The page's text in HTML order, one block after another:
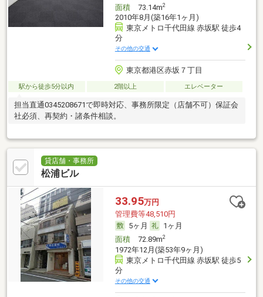
面積73.14m2
2010年8月(築16年1ヶ月)
東京メトロ千代田線 赤坂駅 徒歩4
分
その他の交通
東京都港区赤坂７丁目
駅から徒歩5分以内 2階以上 エレベーター
担当直通0345208671で即時対応、事務所限定（店舗不可）保証会
社必須、再契約・諸条件相談。
貸店舗・事務所
松浦ビル
33.95万円
管理費等48,510円
5ヶ月
1ヶ月
面積72.89m2
1972年12月(築53年9ヶ月)
東京メトロ千代田線 赤坂駅 徒歩5
分
その他の交通